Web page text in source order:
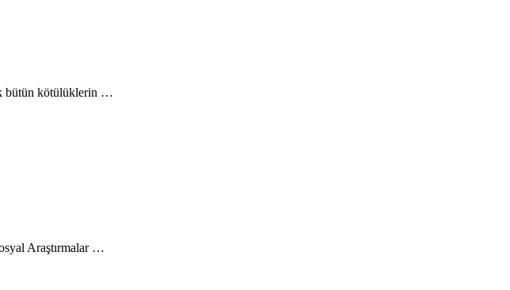
bütün kötülüklerin …
Araştırmalar …